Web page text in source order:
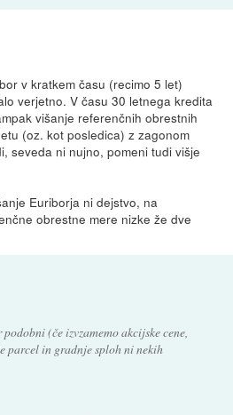
v kratkem času (recimo 5 let)
verjetno. V času 30 letnega kredita
višanje referenčnih obrestnih
(oz. kot posledica) z zagonom
seveda ni nujno, pomeni tudi višje
Euriborja ni dejstvo, na
obrestne mere nizke že dve
(če izvzamemo akcijske cene,
parcel in gradnje sploh ni nekih